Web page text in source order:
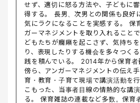
せず、適切に怒る方法や、子どもに
得する。 長男、次男との関係も良好
気にラクになることを実感する。 保
ガーマネジメントを取り入れること
どもたちが癇癪を起こさず、気持ち
り、表現したりする機会を多々つく
践を積んでいる。 2014年から保育者
傍ら、アンガーマネジメントの伝え
育・教育・子育て現場で講演活動を
こもった、当事者目線の情熱的な講
る。 保育雑誌の連載など多数。保育